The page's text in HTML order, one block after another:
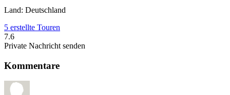
Land: Deutschland
5 erstellte Touren
7.6
Private Nachricht senden
Kommentare